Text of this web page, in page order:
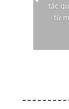
tác
từ